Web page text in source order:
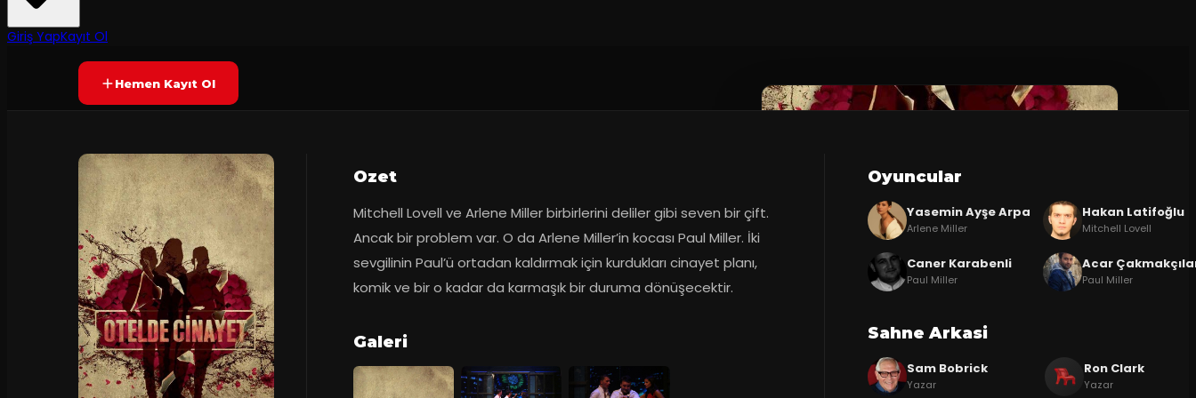
Giriş YapKayıt OlYAKINDA
Hemen Kayıt Ol
Ozet
Mitchell Lovell ve Arlene Miller birbirlerini deliler gibi seven bir çift.
Ancak bir problem var. O da Arlene Miller’in kocası Paul Miller. İki
sevgilinin Paul’ü ortadan kaldırmak için kurdukları cinayet planı,
komik ve bir o kadar da karmaşık bir duruma dönüşecektir.
Galeri
Oyuncular
Yasemin Ayşe Arpa
Arlene Miller
Hakan Latifoğlu
Mitchell Lovell
Caner Karabenli
Paul Miller
Acar
Paul Miller
Sahne Arkasi
Sam Bobrick
Yazar
Ron Clark
Yazar